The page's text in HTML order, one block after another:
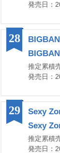
発売日：
推定累積
発売日：
28
Sexy
Sexy
推定累積
発売日：
29